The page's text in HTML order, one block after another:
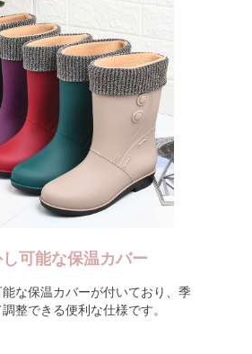
可能な保温カバー
能な保温カバーが付いており、季
整できる便利な仕様です。